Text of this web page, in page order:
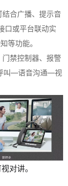
合广播、提示音
口或平台联动实
等功能。
禁控制器、报警
叫—语音沟通—视
对讲。